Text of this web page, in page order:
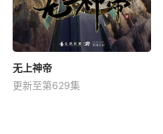
无上神帝
更新至第629集